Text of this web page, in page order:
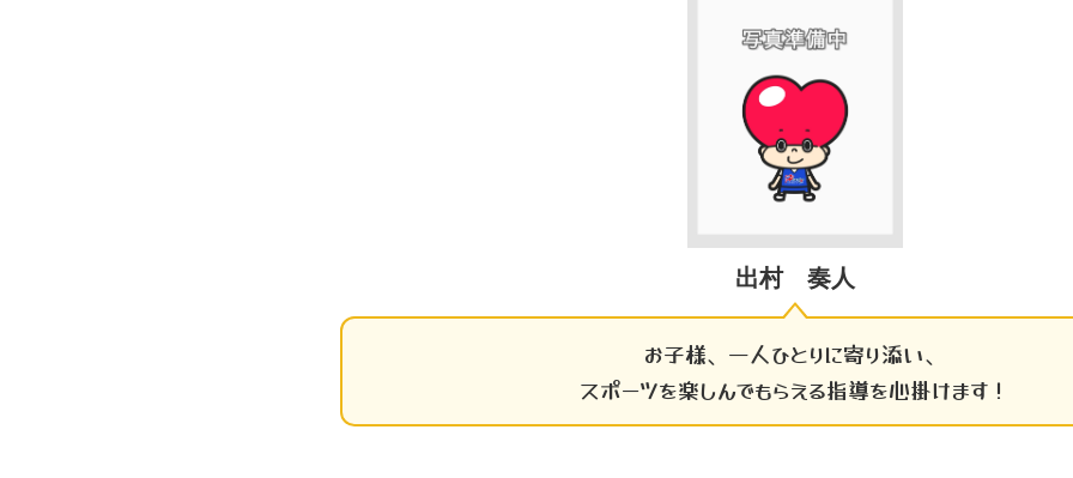
出村 奏人
お子様、一人ひとりに寄り添い、
スポーツを楽しんでもらえる指導を心掛けます！